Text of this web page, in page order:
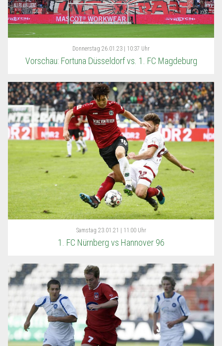
Donnerstag 26.01.23 | 10:37 Uhr
Vorschau: Fortuna Düsseldorf vs. 1. FC Magdeburg
Samstag 23.01.21 | 11:00 Uhr
1. FC Nürnberg vs Hannover 96